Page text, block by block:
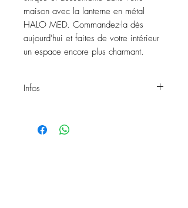
maison avec la lanterne en métal
HALO MED. Commandez-la dès
aujourd'hui et faites de votre intérieur
un espace encore plus charmant.
Infos
Couleur : noir